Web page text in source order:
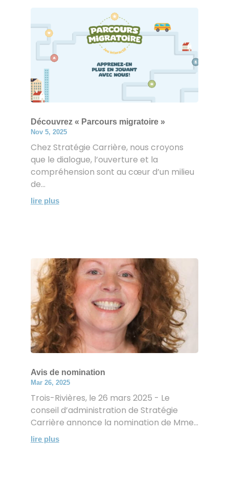
Découvrez « Parcours migratoire »
Nov 5, 2025
Chez Stratégie Carrière, nous croyons
que le dialogue, l’ouverture et la
compréhension sont au cœur d’un milieu
de...
lire plus
Avis de nomination
Mar 26, 2025
Trois-Rivières, le 26 mars 2025 - Le
conseil d’administration de Stratégie
Carrière annonce la nomination de Mme...
lire plus